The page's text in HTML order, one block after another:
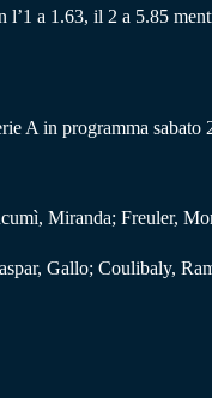
a 1.63, il 2 a 5.85
A in programma sabato
Miranda; Freuler,
Gallo; Coulibaly,